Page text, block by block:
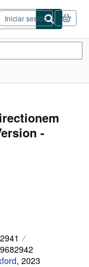
Iniciar sesión
-
, 2023